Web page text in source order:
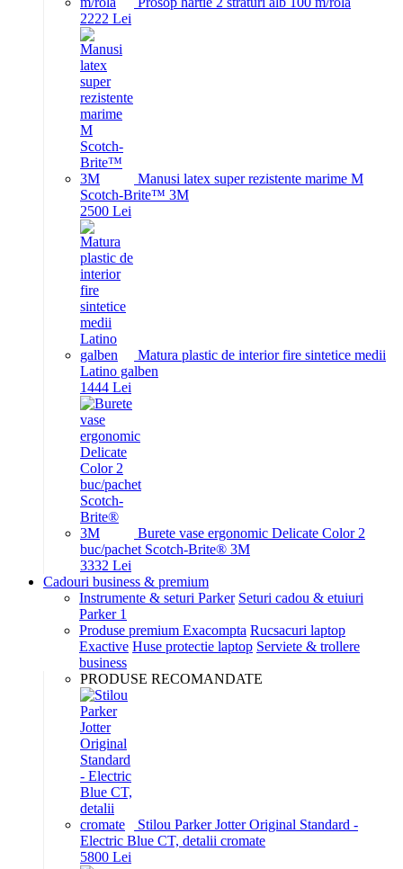
2222 Lei
Manusi latex super rezistente marime M
Scotch-Brite™ 3M
2500 Lei
Matura plastic de interior fire sintetice medii
Latino galben
1444 Lei
Burete vase ergonomic Delicate Color 2
buc/pachet Scotch-Brite® 3M
3332 Lei
Cadouri business & premium
Instrumente & seturi Parker Seturi cadou & etuiuri
Parker 1
Produse premium Exacompta Rucsacuri laptop
Exactive Huse protectie laptop Serviete & trollere
business
PRODUSE RECOMANDATE
Stilou Parker Jotter Original Standard -
Electric Blue CT, detalii cromate
5800 Lei